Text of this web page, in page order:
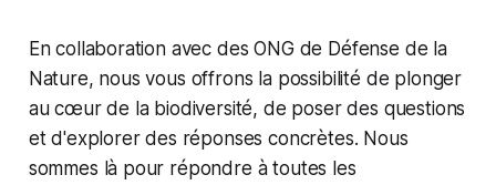
En collaboration avec des ONG de Défense de la
Nature, nous vous offrons la possibilité de plonger
au cœur de la biodiversité, de poser des questions
et d'explorer des réponses concrètes. Nous
sommes là pour répondre à toutes les